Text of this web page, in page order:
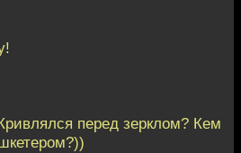
перед зерклом? Кем